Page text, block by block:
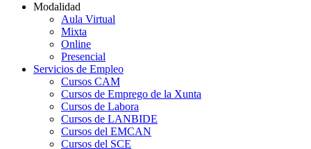
Modalidad
Aula Virtual
Mixta
Online
Presencial
Servicios de Empleo
Cursos CAM
Cursos de Emprego de la Xunta
Cursos de Labora
Cursos de LANBIDE
Cursos del EMCAN
Cursos del SCE